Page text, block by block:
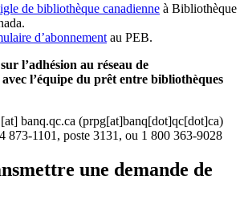
de bibliothèque canadienne à Bibliothèque
d’abonnement au PEB.
l’adhésion au réseau de
l’équipe du prêt entre bibliothèques
[at] banq.qc.ca (prpg[at]banq[dot]qc[dot]ca)
873-1101, poste 3131, ou 1 800 363-9028
une demande de